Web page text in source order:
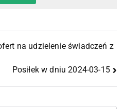
na udzielenie świadczeń z
Posiłek w dniu 2024-03-15